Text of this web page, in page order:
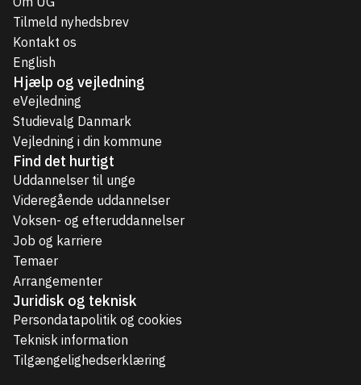
Tilmeld nyhedsbrev
Kontakt os
English
Hjælp og vejledning
eVejledning
Studievalg Danmark
Vejledning i din kommune
Find det hurtigt
Uddannelser til unge
Videregående uddannelser
Voksen- og efteruddannelser
Job og karriere
Temaer
Arrangementer
Juridisk og teknisk
Persondatapolitik og cookies
Teknisk information
Tilgængelighedserklæring